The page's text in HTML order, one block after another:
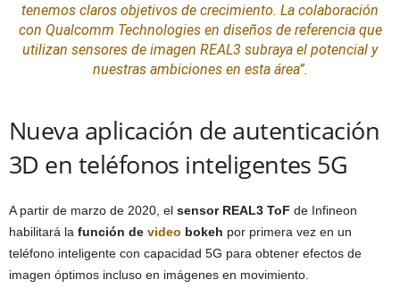
tenemos claros objetivos de crecimiento. La colaboración
con Qualcomm Technologies en diseños de referencia que
utilizan sensores de imagen REAL3 subraya el potencial y
nuestras ambiciones en esta área”.
Nueva aplicación de autenticación
3D en teléfonos inteligentes 5G
A partir de marzo de 2020, el sensor REAL3 ToF de Infineon
habilitará la función de video bokeh por primera vez en un
teléfono inteligente con capacidad 5G para obtener efectos de
imagen óptimos incluso en imágenes en movimiento.